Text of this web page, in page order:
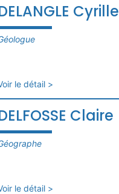
Cyrille
le détail >
Claire
le détail >